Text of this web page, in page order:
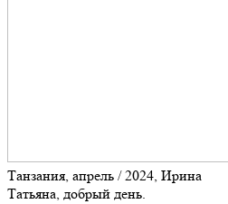
Танзания, апрель / 2024, Ирина
Татьяна, добрый день.